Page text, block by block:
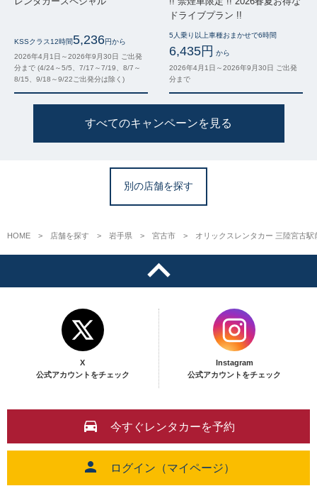
KSSクラス12時間5,236円から
2026年4月1日～2026年9月30日 ご出発
分まで (4/24～5/5、7/17～7/19、8/7～
8/15、9/18～9/22ご出発分は除く)
ドライブプラン !!
5人乗り以上車種おまかせで6時間
6,435円 から
2026年4月1日～2026年9月30日 ご出発
分まで
すべてのキャンペーンを見る
別の店舗を探す
HOME 店舗を探す 岩手県 宮古市 オリックスレンタカー 三陸宮古駅
X
公式アカウントをチェック
Instagram
公式アカウントをチェック
今すぐレンタカーを予約
ログイン（マイページ）